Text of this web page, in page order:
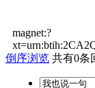
magnet:?
倒序浏览 共有0条